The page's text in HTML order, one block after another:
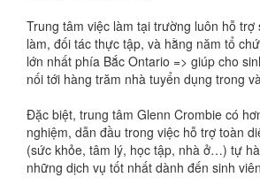
Trung tâm việc làm tại trường luôn hỗ trợ
làm, đối tác thực tập, và hằng năm tổ
lớn nhất phía Bắc Ontario => giúp cho
nối tới hàng trăm nhà tuyển dụng trong
Đặc biệt, trung tâm Glenn Crombie có
nghiệm, dẫn đầu trong việc hỗ trợ toàn
(sức khỏe, tâm lý, học tập, nhà ở…) tự
những dịch vụ tốt nhất dành đến sinh